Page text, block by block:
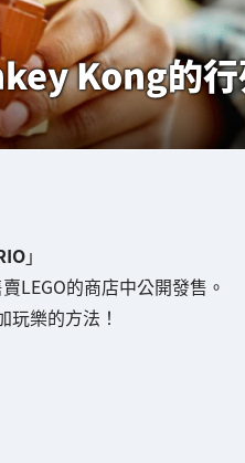
Kong的行
」
LEGO的商店中公開發售。
樂的方法！